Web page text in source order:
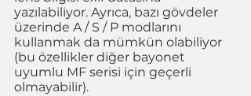
yazılabiliyor. Ayrıca, bazı gövdeler
üzerinde A / S / P modlarını
kullanmak da mümkün olabiliyor
(bu özellikler diğer bayonet
uyumlu MF serisi için geçerli
olmayabilir).